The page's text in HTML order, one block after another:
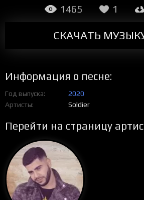
СКАЧАТЬ
1465 1
Информация о песне:
Год выпуска
2020
Артисты
Soldier
Перейти на страницу